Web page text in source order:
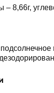
– 8,66г,